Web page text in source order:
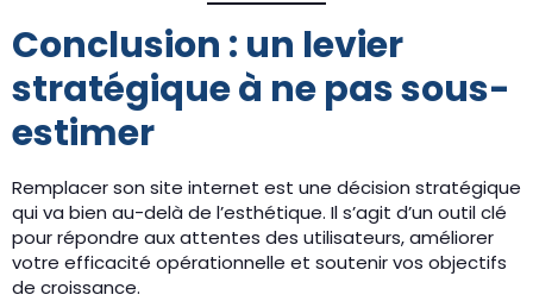
Conclusion : un levier
stratégique à ne pas sous-
estimer
Remplacer son site internet est une décision stratégique
qui va bien au-delà de l’esthétique. Il s’agit d’un outil clé
pour répondre aux attentes des utilisateurs, améliorer
votre efficacité opérationnelle et soutenir vos objectifs
de croissance.